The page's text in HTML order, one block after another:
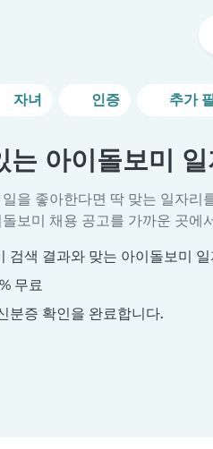
자녀 인증 추가
는 아이돌보미 일
을 좋아한다면 딱 맞는 일자리
보미 채용 공고를 가까운 곳에
검색 결과와 맞는 아이돌보미
무료
분증 확인을 완료합니다.